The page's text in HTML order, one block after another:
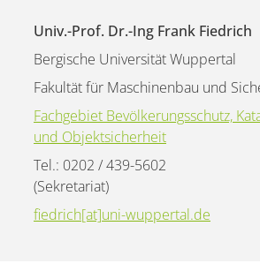
Univ.-Prof. Dr.-Ing Frank Fiedrich
Bergische Universität Wuppertal
Fakultät für Maschinenbau und
Fachgebiet Bevölkerungsschutz,
und Objektsicherheit
Tel.: 0202 / 439-5602
(Sekretariat)
fiedrich[at]uni-wuppertal.de